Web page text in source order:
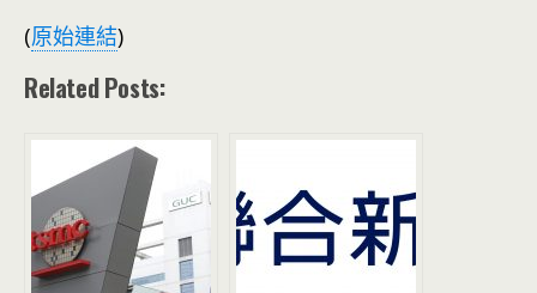
(原始連結)
Related Posts: